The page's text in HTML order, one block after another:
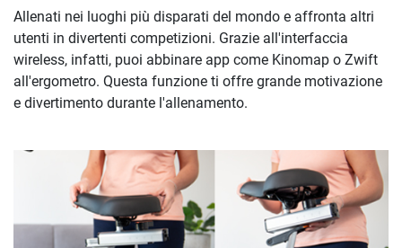
Allenati nei luoghi più disparati del mondo e affronta altri
utenti in divertenti competizioni. Grazie all'interfaccia
wireless, infatti, puoi abbinare app come Kinomap o Zwift
all'ergometro. Questa funzione ti offre grande motivazione
e divertimento durante l'allenamento.